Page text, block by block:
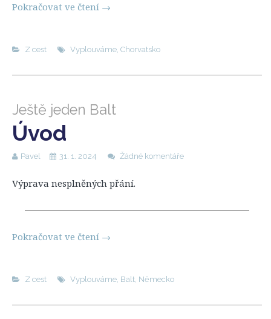
Pokračovat ve čtení →
Z cest Vyplouváme, Chorvatsko
Ještě jeden Balt
Úvod
Pavel 31. 1. 2024 Žádné komentáře
Výprava nesplněných přání.
Pokračovat ve čtení →
Z cest Vyplouváme, Balt, Německo